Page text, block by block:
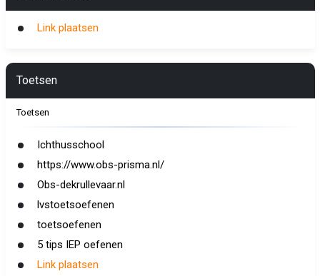
Link plaatsen
Toetsen
Toetsen
Ichthusschool
https://www.obs-prisma.nl/
Obs-dekrullevaar.nl
lvstoetsoefenen
toetsoefenen
5 tips IEP oefenen
Link plaatsen